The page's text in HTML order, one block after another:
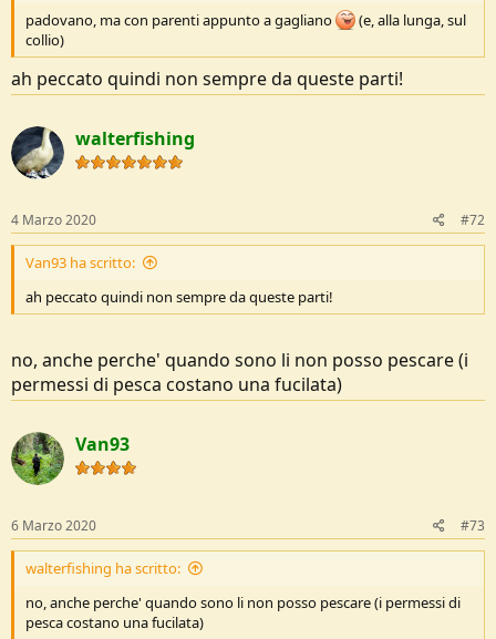
padovano, ma con parenti appunto a gagliano
(e, alla lunga, sul
collio)
ah peccato quindi non sempre da queste parti!
walterfishing
4 Marzo 2020 #72
Van93 ha scritto:
ah peccato quindi non sempre da queste parti!
no, anche perche' quando sono li non posso pescare (i
permessi di pesca costano una fucilata)
Van93
6 Marzo 2020 #73
walterfishing ha scritto:
no, anche perche' quando sono li non posso pescare (i permessi di
pesca costano una fucilata)